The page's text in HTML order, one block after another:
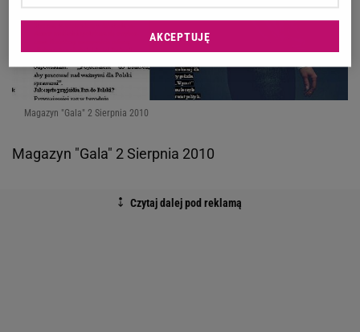
Magazyn "Gala" 2 Sierpnia 2010
Magazyn "Gala" 2 Sierpnia 2010
AKCEPTUJĘ